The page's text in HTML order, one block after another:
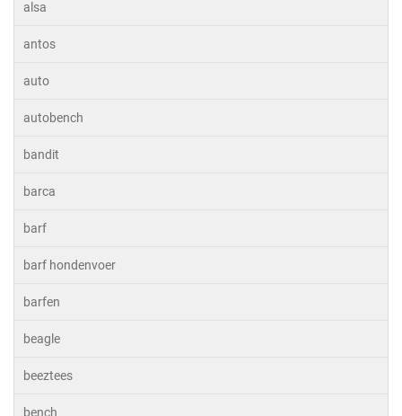
alsa
antos
auto
autobench
bandit
barca
barf
barf hondenvoer
barfen
beagle
beeztees
bench